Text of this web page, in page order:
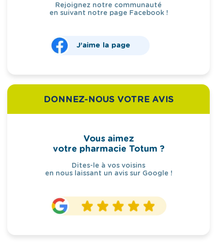
Rejoignez notre communauté
en suivant notre page Facebook !
J’aime la page
DONNEZ-NOUS VOTRE AVIS
Vous aimez
votre pharmacie Totum ?
Dites-le à vos voisins
en nous laissant un avis sur Google !